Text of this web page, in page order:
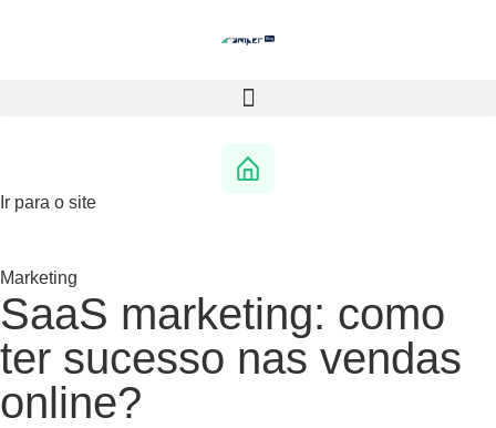
Ir para o site
Marketing
SaaS marketing: como
ter sucesso nas vendas
online?